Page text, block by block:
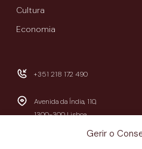
Gerir o
Cultura
Economia
+351 218 172 490
Avenida da Índia, 110,
1300-300 Lisboa